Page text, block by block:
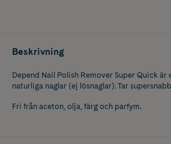
Beskrivning
Depend Nail Polish Remover Super Quick är
naturliga naglar (ej lösnaglar). Tar
Fri från aceton, olja, färg och parfym.